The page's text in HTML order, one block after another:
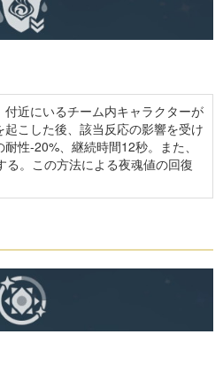
近にいるチーム内キャラクターが
こした後、該当反応の影響を受け
耐性-20%、継続時間12秒。また、
る。この方法による夜魂値の回復